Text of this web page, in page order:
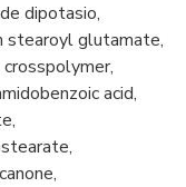
dipotasio,
stearoyl glutamate,
acid,